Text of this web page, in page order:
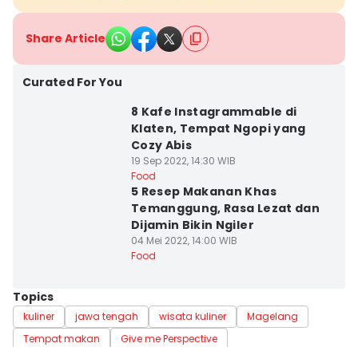
Share Article
Curated For You
8 Kafe Instagrammable di
Klaten, Tempat Ngopi yang
Cozy Abis
19 Sep 2022, 14:30 WIB
Food
5 Resep Makanan Khas
Temanggung, Rasa Lezat dan
Dijamin Bikin Ngiler
04 Mei 2022, 14:00 WIB
Food
Topics
kuliner jawa tengah wisata kuliner
Magelang
Tempat makan
Give me Perspective